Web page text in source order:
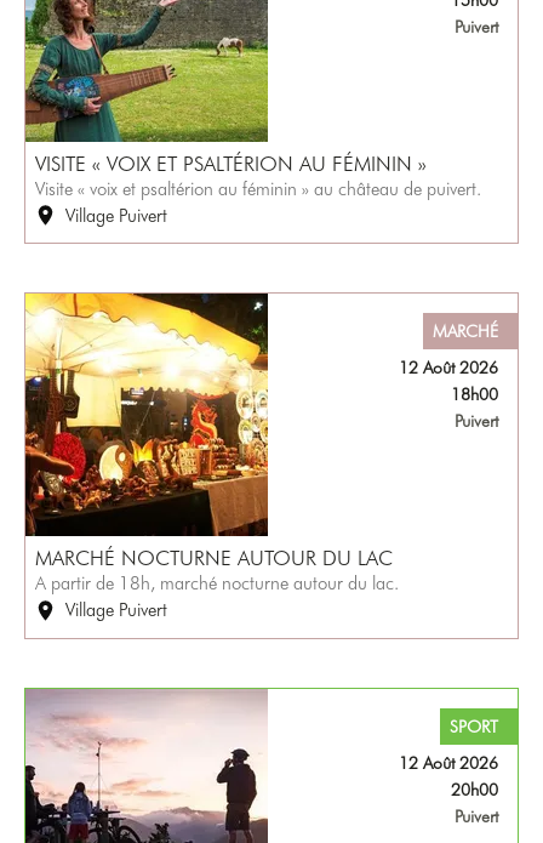
Puivert
VISITE « VOIX ET PSALTÉRION AU FÉMININ »
Visite « voix et psaltérion au féminin » au château de puivert.
Village Puivert
MARCHÉ
12 Août 2026
18h00
Puivert
MARCHÉ NOCTURNE AUTOUR DU LAC
A partir de 18h, marché nocturne autour du lac.
Village Puivert
SPORT
12 Août 2026
20h00
Puivert